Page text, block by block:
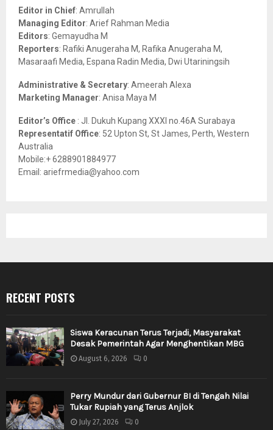
o
r
:
Editor in Chief: Amrullah
Managing Editor: Arief Rahman Media
Editors: Gemayudha M
Reporters: Rafiki Anugeraha M, Rafika Anugeraha M,
Masaraafi Media, Espana Radin Media, Dwi Utariningsih
Administrative & Secretary: Ameerah Alexa
Marketing Manager: Anisa Maya M
Editor’s Office : Jl. Dukuh Kupang XXXI no.46A Surabaya
Representatif Office: 52 Upton St, St James, Perth, Western
Australia
Mobile:+ 6288901884977
Email: ariefrmedia@yahoo.com
RECENT POSTS
Siswa Keracunan Terus Terjadi, Masyarakat
Desak Pemerintah Agar Menghentikan MBG
August 6, 2026 0
Perry Mundur dari Gubernur BI di Tengah Nilai
Tukar Rupiah yang Terus Anjlok
July 27, 2026 0